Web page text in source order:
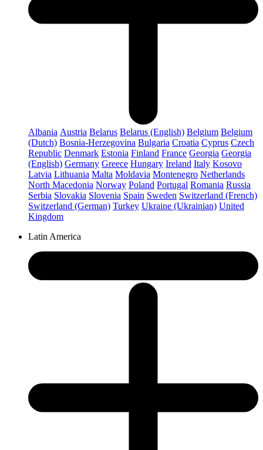
Albania Austria Belarus Belarus (English) Belgium Belgium
(Dutch) Bosnia-Herzegovina Bulgaria Croatia Cyprus Czech
Republic Denmark Estonia Finland France Georgia Georgia
(English) Germany Greece Hungary Ireland Italy Kosovo
Latvia Lithuania Malta Moldavia Montenegro Netherlands
North Macedonia Norway Poland Portugal Romania Russia
Serbia Slovakia Slovenia Spain Sweden Switzerland (French)
Switzerland (German) Turkey Ukraine (Ukrainian) United
Kingdom
Latin America